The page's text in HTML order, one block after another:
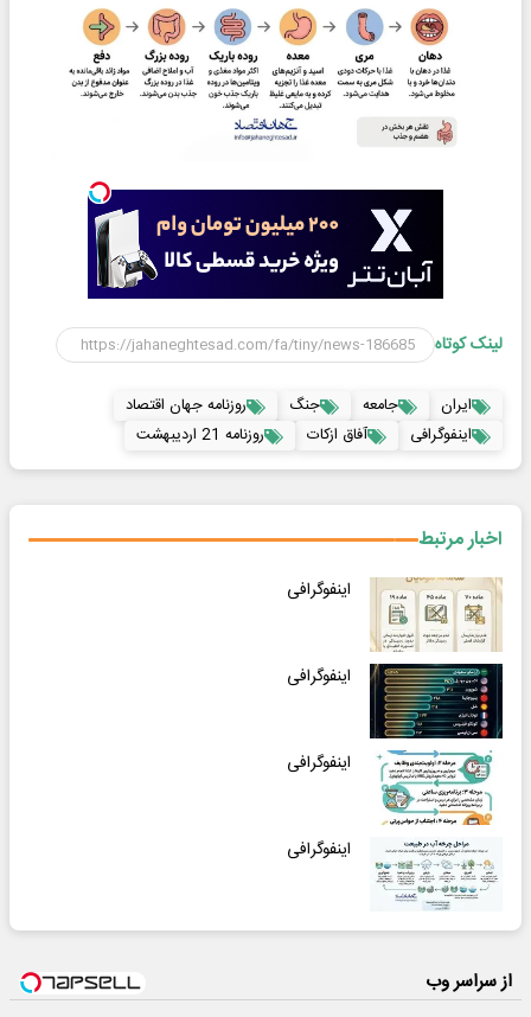
لینک کوتاه
ایران جامعه جنگ
روزنامه جهان اقتصاد
اینفوگرافی
آفاق ازکات روزنامه 21 اردیبهشت
اخبار مرتبط
اینفوگرافی
اینفوگرافی
اینفوگرافی
اینفوگرافی
از سراسر وب